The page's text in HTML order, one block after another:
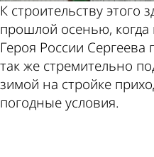
К строительству этого
прошлой осенью,
Героя России Сергеева
так же стремительно
зимой на стройке
погодные условия.